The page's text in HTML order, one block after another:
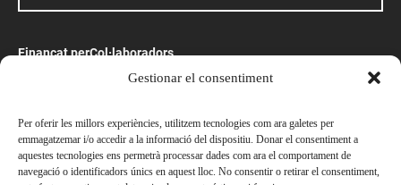
Gestionar el consentiment
Per oferir les millors experiències, utilitzem tecnologies com ara galetes per
emmagatzemar i/o accedir a la informació del dispositiu. Donar el consentiment a
aquestes tecnologies ens permetrà processar dades com ara el comportament de
navegació o identificadors únics en aquest lloc. No consentir o retirar el consentiment,
Finançat perCol·laboradors